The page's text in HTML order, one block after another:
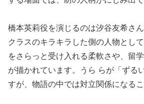
橋本英莉役を演じるのは汐谷友希さ
クラスのキラキラした側の人物とし
をさらっと受け入れる柔軟さや、留
が描かれています。うら らが「ずる
すが、物語の中では対立関係になるこ